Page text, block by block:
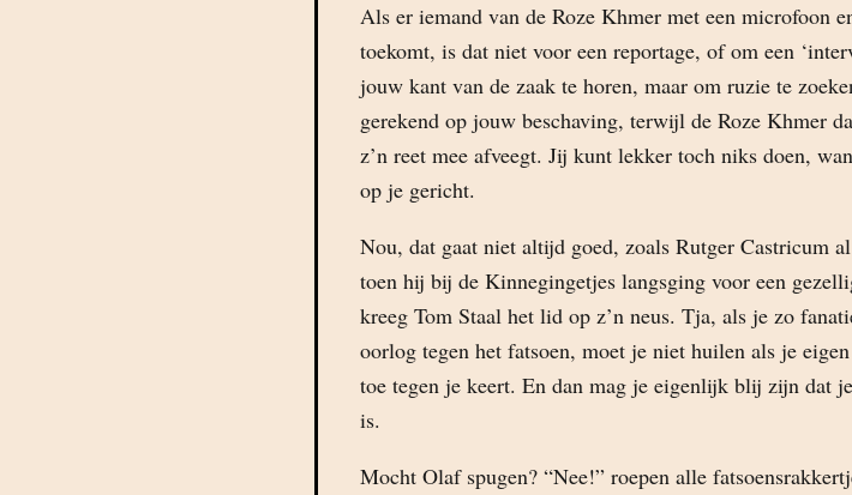
Als er iemand van de Roze Khmer met een microfoon
toekomt, is dat niet voor een reportage, of om een
jouw kant van de zaak te horen, maar om ruzie te
gerekend op jouw beschaving, terwijl de Roze Khmer
z’n reet mee afveegt. Jij kunt lekker toch niks doen,
op je gericht.
Nou, dat gaat niet altijd goed, zoals Rutger Castricum
toen hij bij de Kinnegingetjes langsging voor een
kreeg Tom Staal het lid op z’n neus. Tja, als je zo
oorlog tegen het fatsoen, moet je niet huilen als je
toe tegen je keert. En dan mag je eigenlijk blij zijn dat
is.
Mocht Olaf spugen? “Nee!” roepen alle